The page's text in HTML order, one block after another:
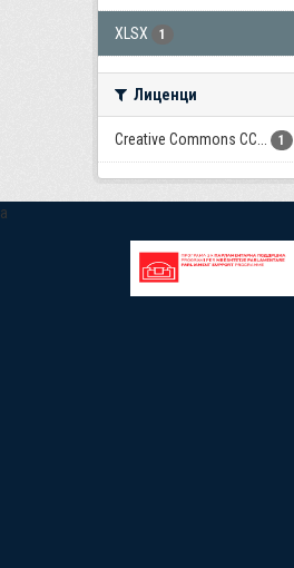
XLSX 1
Лиценци
Creative Commons CC... 1
a